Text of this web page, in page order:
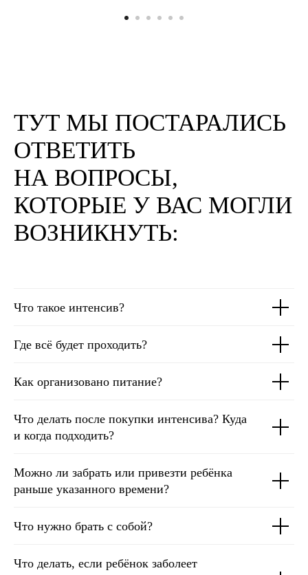
ТУТ МЫ ПОСТАРАЛИСЬ
ОТВЕТИТЬ
НА ВОПРОСЫ,
КОТОРЫЕ У ВАС МОГЛИ
ВОЗНИКНУТЬ:
Что такое интенсив?
Где всё будет проходить?
Как организовано питание?
Что делать после покупки интенсива? Куда
и когда подходить?
Можно ли забрать или привезти ребёнка
раньше указанного времени?
Что нужно брать с собой?
Что делать, если ребёнок заболеет